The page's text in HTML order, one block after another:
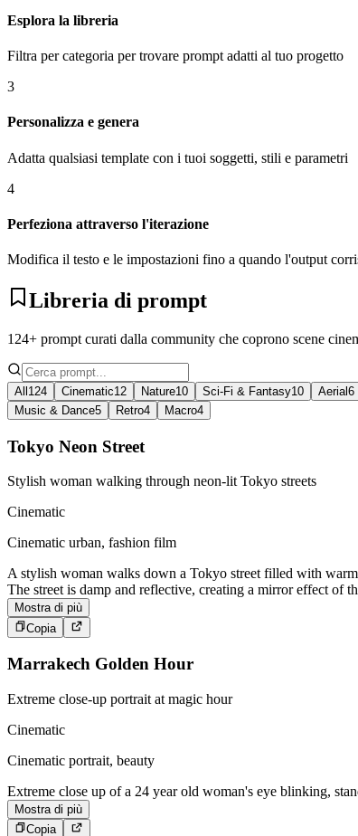
Esplora la libreria
Filtra per categoria per trovare prompt adatti al tuo progetto
3
Personalizza e genera
Adatta qualsiasi template con i tuoi soggetti, stili e parametri
4
Perfeziona attraverso l'iterazione
Modifica il testo e le impostazioni fino a quando l'output
Libreria di prompt
124+ prompt curati dalla community che coprono scene
All 124 Cinematic12 Nature10 Sci-Fi & Fantasy10 Aerial 6
Music & Dance5 Retro4 Macro4
Tokyo Neon Street
Stylish woman walking through neon-lit Tokyo streets
Cinematic
Cinematic urban, fashion film
A stylish woman walks down a Tokyo street filled with
The street is damp and reflective, creating a mirror effect
Mostra di più
Copia
Marrakech Golden Hour
Extreme close-up portrait at magic hour
Cinematic
Cinematic portrait, beauty
Extreme close up of a 24 year old woman's eye blinking,
Mostra di più
Copia